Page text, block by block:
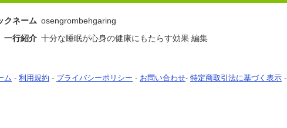
クネーム osengrombehgaring
一行紹介 十分な睡眠が心身の健康にもたらす効果 編集
ム - 利用規約 - プライバシーポリシー - お問い合わせ- 特定商取引法に基づく表示 -